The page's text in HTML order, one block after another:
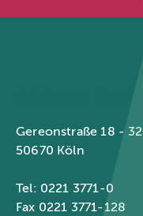
Gereonstraße 18 - 32
50670 Köln
Tel: 0221 3771-0
Fax 0221 3771-128